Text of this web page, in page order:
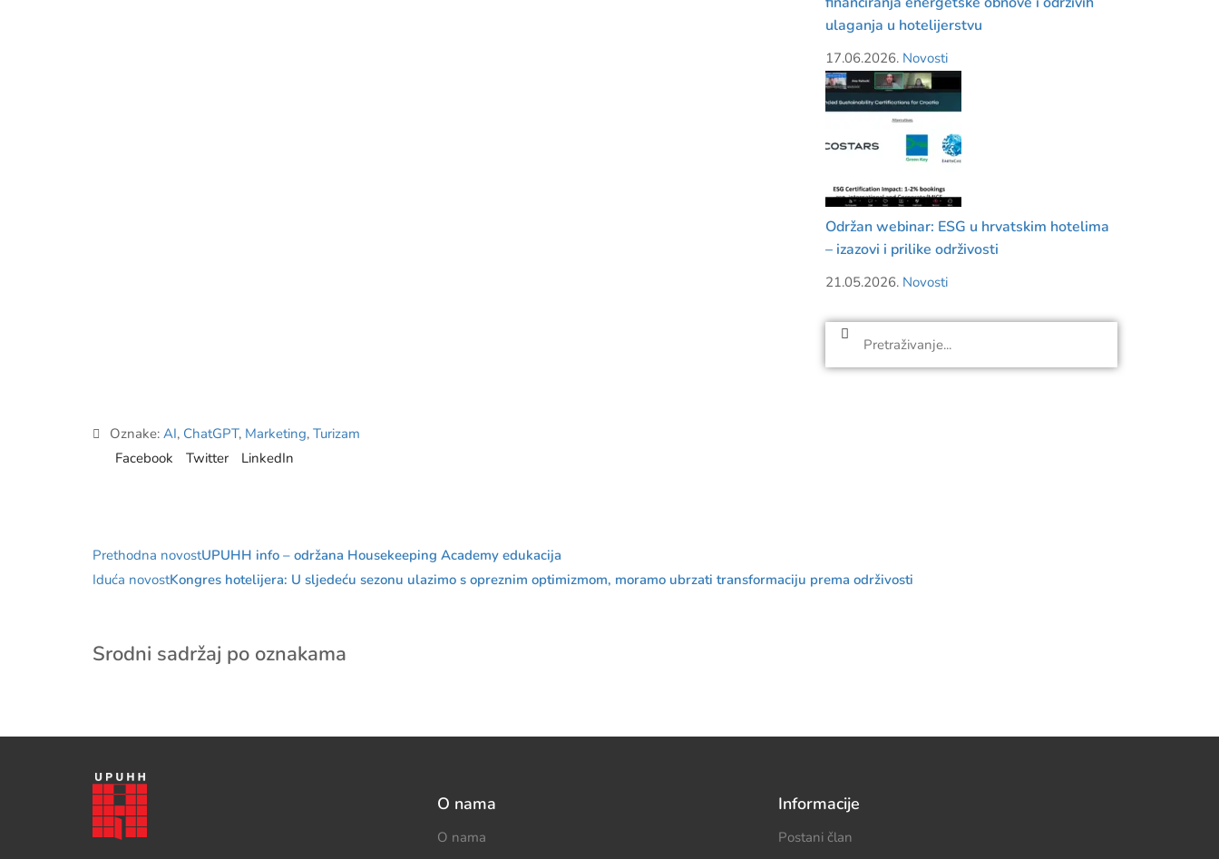
ulaganja u hotelijerstvu
17.06.2026. Novosti
Održan webinar: ESG u hrvatskim hotelima
– izazovi i prilike održivosti
21.05.2026. Novosti
Oznake: AI, ChatGPT, Marketing, Turizam
Facebook
Twitter LinkedIn
Prethodna novostUPUHH info – održana Housekeeping Academy edukacija
Iduća novostKongres hotelijera: U sljedeću sezonu ulazimo s opreznim optimizmom, moramo ubrzati transformaciju prema održivosti
Srodni sadržaj po oznakama
O nama
O nama
Informacije
Postani član